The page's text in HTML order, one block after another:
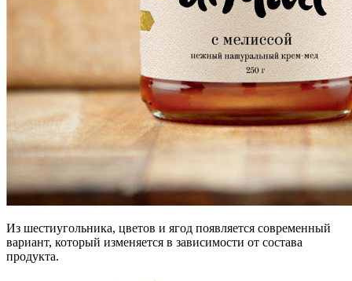
Из шестиугольника, цветов и ягод появляется современный
вариант, который изменяется в зависимости от состава
продукта.